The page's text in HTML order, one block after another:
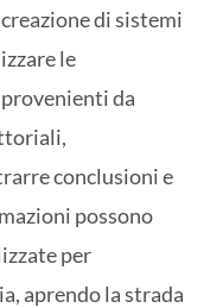
di sistemi
le
da
conclusioni e
possono
per
aprendo la strada